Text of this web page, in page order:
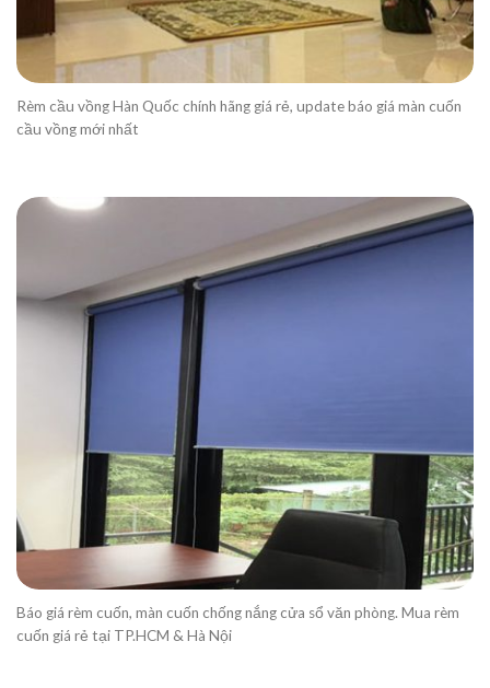
Rèm cầu vồng Hàn Quốc chính hãng giá rẻ, update báo giá màn cuốn
cầu vồng mới nhất
Báo giá rèm cuốn, màn cuốn chống nắng cửa sổ văn phòng. Mua rèm
cuốn giá rẻ tại TP.HCM & Hà Nội